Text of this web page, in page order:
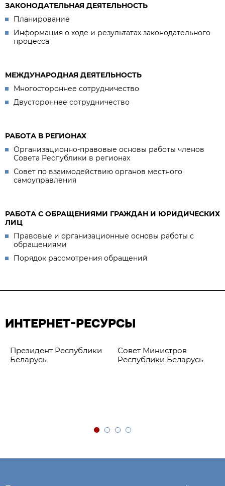
ЗАКОНОДАТЕЛЬНАЯ ДЕЯТЕЛЬНОСТЬ
Планирование
Информация о ходе и результатах законодательного
процесса
МЕЖДУНАРОДНАЯ ДЕЯТЕЛЬНОСТЬ
Многостороннее сотрудничество
Двустороннее сотрудничество
РАБОТА В РЕГИОНАХ
Организационно-правовые основы работы членов
Совета Республики в регионах
Совет по взаимодействию органов местного
самоуправления
РАБОТА С ОБРАЩЕНИЯМИ ГРАЖДАН И ЮРИДИЧЕСКИХ
ЛИЦ
Правовые и организационные основы работы с
обращениями
Порядок рассмотрения обращений
ИНТЕРНЕТ-РЕСУРСЫ
Президент Республики
Беларусь
Совет Министров
Республики Беларусь